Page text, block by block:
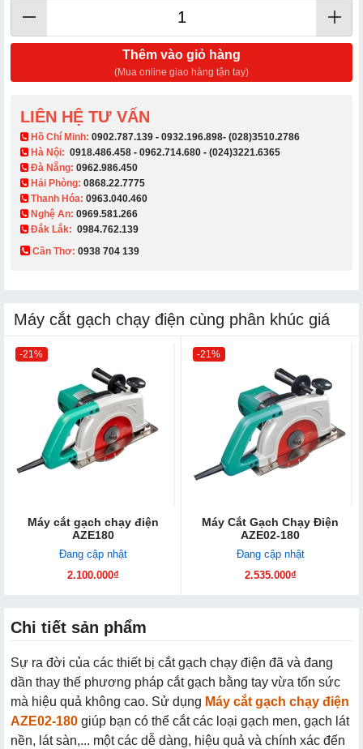
Thêm vào giỏ hàng
(Mua online giao hàng tận tay)
LIÊN HỆ TƯ VẤN
​ Hồ Chí Minh: 0902.787.139 - 0932.196.898- (028)3510.2786
Hà Nội: 0918.486.458 - 0962.714.680 - (024)3221.6365
Đà Nẵng: 0962.986.450
Hải Phòng: 0868.22.7775
Thanh Hóa: 0963.040.460
Nghệ An: 0969.581.266
Đắk Lắk: 0984.762.139
Cần Thơ: 0938 704 139​
Máy cắt gạch chạy điện cùng phân khúc giá
-21%
Máy cắt gạch chạy điện
AZE180
Đang cập nhật
2.100.000₫
-21%
Máy Cắt Gạch Chạy Điện
AZE02-180
Đang cập nhật
2.535.000₫
Chi tiết sản phẩm
Sự ra đời của các thiết bị cắt gạch chạy điện đã và đang
dần thay thế phương pháp cắt gạch bằng tay vừa tốn sức
mà hiệu quả không cao. Sử dụng Máy cắt gạch chạy điện
AZE02-180 giúp bạn có thể cắt các loại gạch men, gạch lát
nền, lát sàn,... một các dễ dàng, hiệu quả và chính xác đến